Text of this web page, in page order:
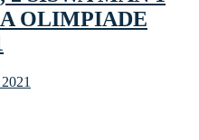
OLIMPIADE